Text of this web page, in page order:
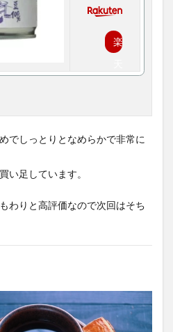
楽
でしっとりとなめらかで非常に
い足しています。
わりと高評価なので次回はそち